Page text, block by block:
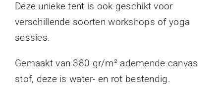
Deze unieke tent is ook geschikt voor
verschillende soorten workshops of yoga
sessies.
Gemaakt van 380 gr/m² ademende canvas
stof, deze is water- en rot bestendig.